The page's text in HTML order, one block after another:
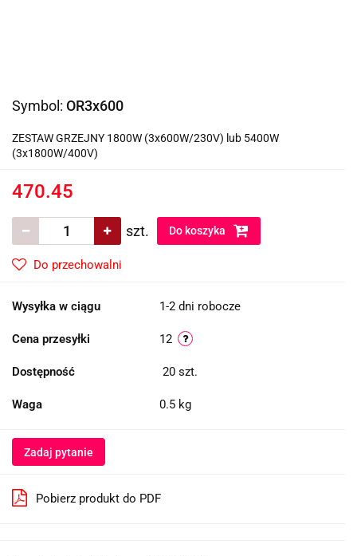
Symbol: OR3x600
ZESTAW GRZEJNY 1800W (3x600W/230V) lub 5400W
(3x1800W/400V)
470.45
szt. Do koszyka
Do przechowalni
Wysyłka w ciągu 1-2 dni robocze
Cena przesyłki 12
Dostępność 20 szt.
Waga 0.5 kg
Zadaj pytanie
Pobierz produkt do PDF